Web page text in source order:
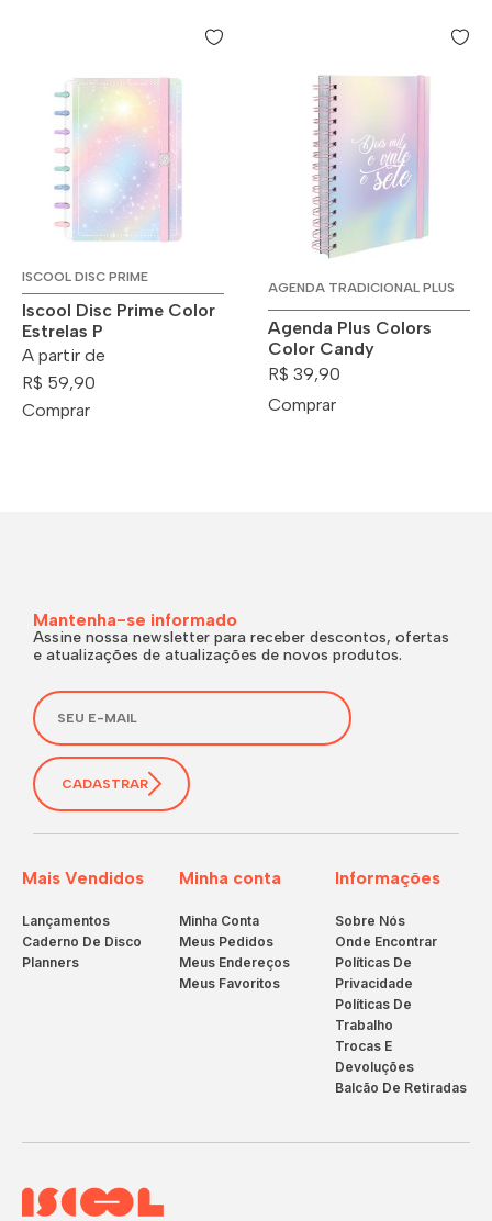
ISCOOL DISC PRIME
Iscool Disc Prime Color
Estrelas P
A partir de
R$ 59,90
Comprar
AGENDA TRADICIONAL PLUS
Agenda Plus Colors
Color Candy
R$ 39,90
Comprar
Mais Vendidos
Lançamentos
Caderno De Disco
Planners
Minha conta
Minha Conta
Meus Pedidos
Meus Endereços
Meus Favoritos
Informações
Sobre Nós
Onde Encontrar
Políticas De
Privacidade
Políticas De
Trabalho
Trocas E
Devoluções
Balcão De Retiradas
Mantenha-se informado
Assine nossa newsletter para receber descontos, ofertas
e atualizações de atualizações de novos produtos.
CADASTRAR